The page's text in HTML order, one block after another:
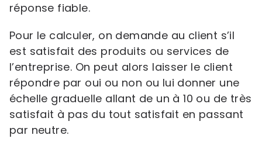
réponse fiable.
Pour le calculer, on demande au client s’il
est satisfait des produits ou services de
l’entreprise. On peut alors laisser le client
répondre par oui ou non ou lui donner une
échelle graduelle allant de un à 10 ou de très
satisfait à pas du tout satisfait en passant
par neutre.